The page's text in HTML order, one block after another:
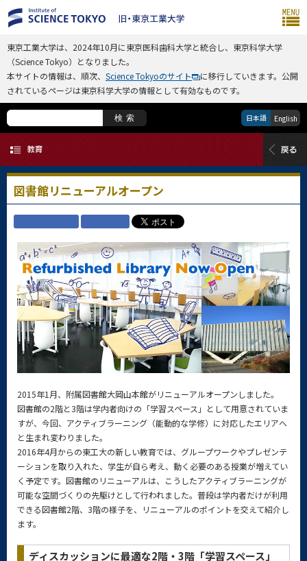
東京工業大学は、2024年10月に東京医科歯科大学と統合し、東京科学大学
（Science Tokyo）となりました。
本サイトの情報は、順次、 Science Tokyoのサイト
に移行していきます。公開
されているページは東京科学大学の情報として有効なものです。
検索 日本語 English
図書館リニューアルオープン
2015年1月、附属図書館大岡山本館がリニューアルオープンしました。
図書館の2階と3階は学内者向けの「学習スペース」として用意されていま
すが、今回、アクティブラーニング（能動的な学修）に対応したエリアへ
と生まれ変わりました。
2016年4月からの東工大の新しい教育では、グループワークやプレゼンテ
ーションを取り入れた、学生が自ら考え、動く必要のある授業が増えてい
く予定です。図書館のリニューアルは、こうしたアクティブラーニングが
可能な空間づくりの先駆けとして行われました。普段は学内者だけが利用
できる図書館2階、3階の様子を、リニューアルのポイントを交えて紹介し
ます。
ディスカッションに最適な2階・3階「学習スペース」